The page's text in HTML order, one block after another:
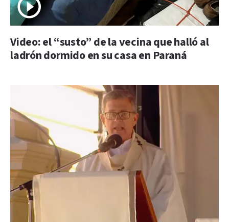
Video: el “susto” de la vecina que halló al
ladrón dormido en su casa en Paraná